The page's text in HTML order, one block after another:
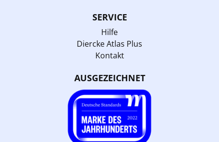
SERVICE
Hilfe
Diercke Atlas Plus
Kontakt
AUSGEZEICHNET